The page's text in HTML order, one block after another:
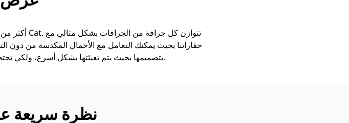
حفاراتنا بحيث يمكنك التعامل مع الأحمال المكدسة من دون
بتصميمها بحيث يتم تعبئتها بشكل أسرع، ولكي تحتجز الحمل على نحو أفضل، ولتكون قادرة على الاضطلاع بأعمالك.
نظرة سريعة